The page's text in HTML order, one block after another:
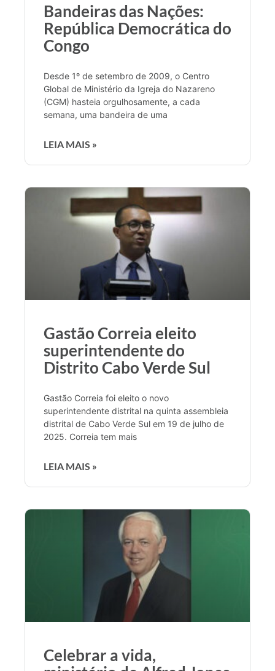
Bandeiras das Nações:
República Democrática do
Congo
Desde 1º de setembro de 2009, o Centro
Global de Ministério da Igreja do Nazareno
(CGM) hasteia orgulhosamente, a cada
semana, uma bandeira de uma
LEIA MAIS »
Gastão Correia eleito
superintendente do
Distrito Cabo Verde Sul
Gastão Correia foi eleito o novo
superintendente distrital na quinta assembleia
distrital de Cabo Verde Sul em 19 de julho de
2025. Correia tem mais
LEIA MAIS »
Celebrar a vida,